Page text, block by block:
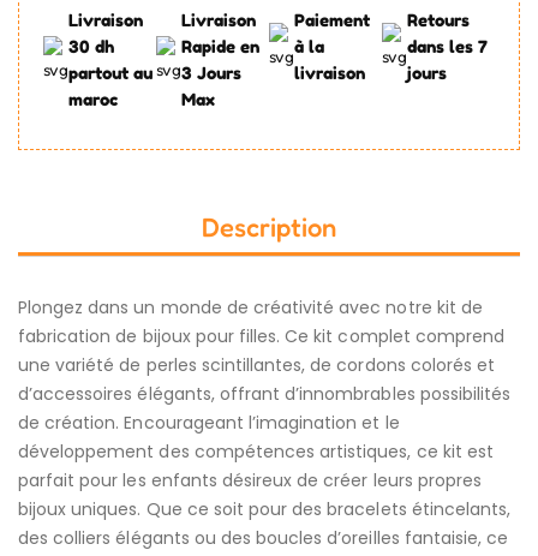
Livraison
30 dh
partout au
maroc
Livraison
Rapide en
3 Jours
Max
Paiement
à la
livraison
Retours
dans les 7
jours
Description
Plongez dans un monde de créativité avec notre kit de
fabrication de bijoux pour filles. Ce kit complet comprend
une variété de perles scintillantes, de cordons colorés et
d’accessoires élégants, offrant d’innombrables possibilités
de création. Encourageant l’imagination et le
développement des compétences artistiques, ce kit est
parfait pour les enfants désireux de créer leurs propres
bijoux uniques. Que ce soit pour des bracelets étincelants,
des colliers élégants ou des boucles d’oreilles fantaisie, ce